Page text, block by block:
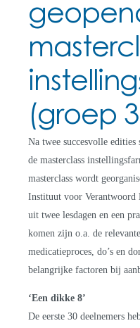
(groep
Na twee succesvolle
de masterclass
masterclass wordt
Instituut voor
uit twee lesdagen en een
komen zijn o.a. de
medicatieproces, do’s en
belangrijke factoren bij
‘Een dikke 8’
De eerste 30 deelnemers